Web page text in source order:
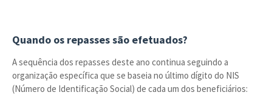
Quando os repasses são efetuados?
A sequência dos repasses deste ano continua seguindo a
organização específica que se baseia no último dígito do NIS
(Número de Identificação Social) de cada um dos beneficiários: